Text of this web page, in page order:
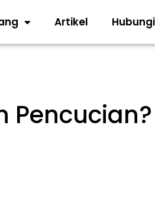
Artikel
Pencucian?